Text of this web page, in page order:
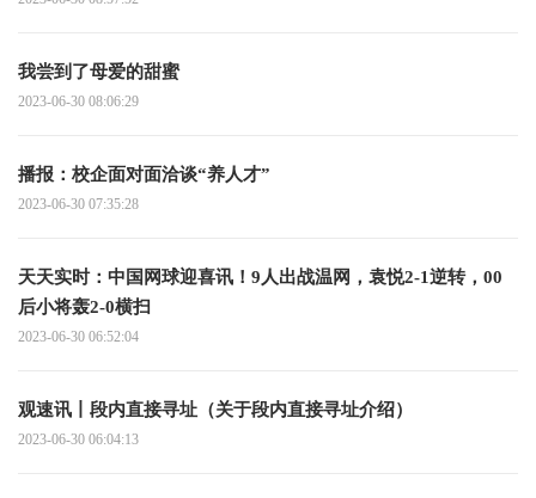
我尝到了母爱的甜蜜
2023-06-30 08:06:29
播报：校企面对面洽谈“养人才”
2023-06-30 07:35:28
天天实时：中国网球迎喜讯！9人出战温网，袁悦2-1逆转，00
后小将轰2-0横扫
2023-06-30 06:52:04
观速讯丨段内直接寻址（关于段内直接寻址介绍）
2023-06-30 06:04:13